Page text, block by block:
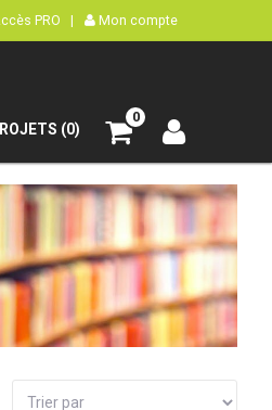
PRO | Mon compte
(0)
0